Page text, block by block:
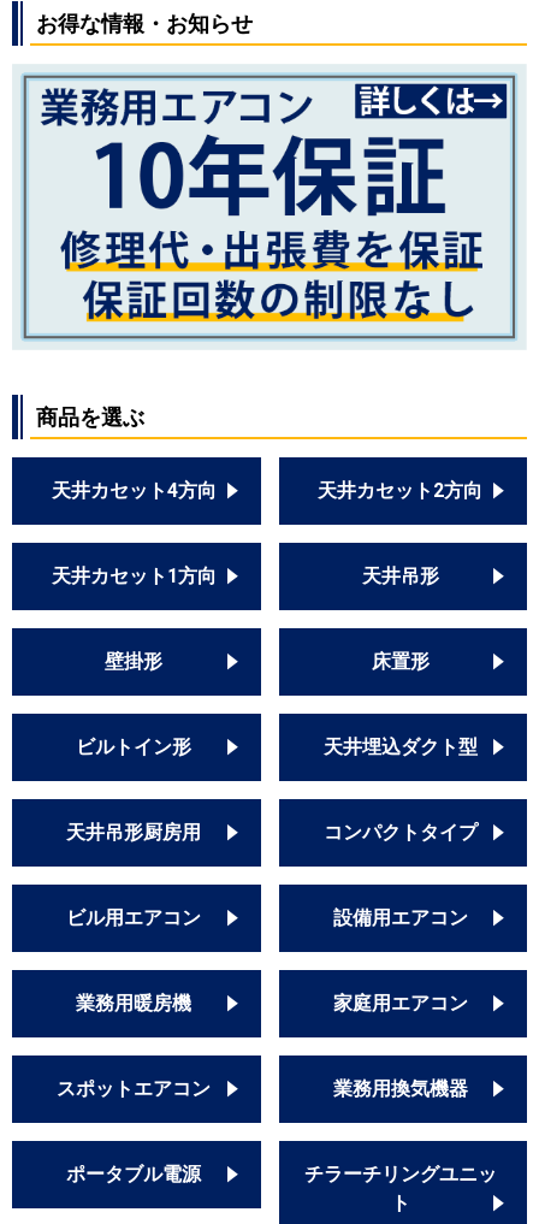
お得な情報・お知らせ
商品を選ぶ
天井カセット4方向 天井カセット2方向
天井カセット1方向 天井吊形
壁掛形 床置形
ビルトイン形 天井埋込ダクト型
天井吊形厨房用 コンパクトタイプ
ビル用エアコン 設備用エアコン
業務用暖房機 家庭用エアコン
スポットエアコン 業務用換気機器
ポータブル電源
チラーチリングユニッ
ト